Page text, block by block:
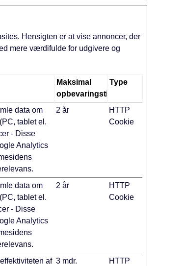
Hensigten er at vise annoncer, der
mere værdifulde for udgivere og
Maksimal
opbevaringstid
Type
data om
tablet el.
- Disse
Analytics
2 år
HTTP
Cookie
data om
tablet el.
- Disse
Analytics
2 år
HTTP
Cookie
af 3 mdr.
HTTP